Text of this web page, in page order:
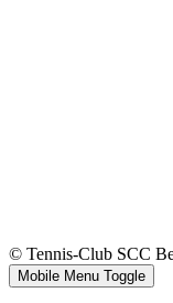
© Tennis-Club SCC
Mobile Menu Toggle